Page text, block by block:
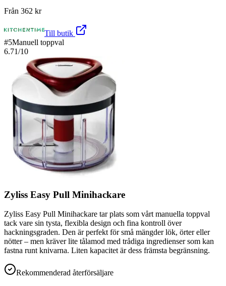
Från 362 kr
Till butik
#5Manuell toppval
6.71/10
Zyliss Easy Pull Minihackare
Zyliss Easy Pull Minihackare tar plats som vårt manuella toppval
tack vare sin tysta, flexibla design och fina kontroll över
hackningsgraden. Den är perfekt för små mängder lök, örter eller
nötter – men kräver lite tålamod med trådiga ingredienser som kan
fastna runt knivarna. Liten kapacitet är dess främsta begränsning.
Rekommenderad återförsäljare